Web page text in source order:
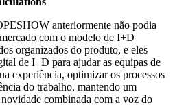
anteriormente não podia
com o modelo de I+D
organizados do produto, e eles
de I+D para ajudar as equipas de
experiência, optimizar os processos
do trabalho, mantendo um
combinada com a voz do